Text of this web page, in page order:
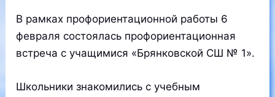
В рамках профориентационной работы 6
февраля состоялась профориентационная
встреча с учащимися «Брянковской СШ № 1».
Школьники знакомились с учебным